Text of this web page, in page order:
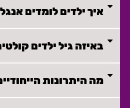
איך ילדים לומדים
באיזה גיל ילדים
מה היתרונות